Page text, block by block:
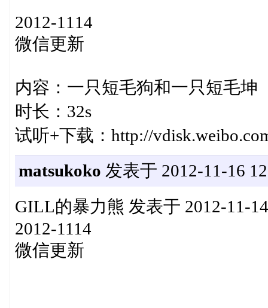
2012-1114
微信更新
内容：一只短毛狗和一只短毛坤
时长：32s
试听+下载：http://
matsukoko 发表于 2012-11-16
GILL的暴力熊 发表于 2012-11-
2012-1114
微信更新